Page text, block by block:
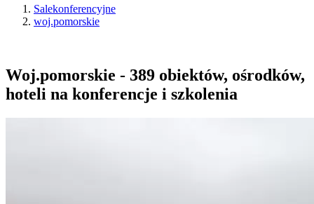
Salekonferencyjne
woj.pomorskie
Woj.pomorskie - 389 obiektów, ośrodków,
hoteli na konferencje i szkolenia